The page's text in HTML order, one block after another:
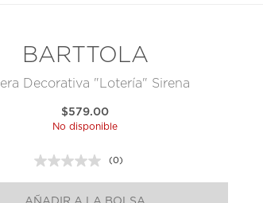
BARTTOLA
Decorativa "Lotería" Sirena
$579.00
No disponible
Sin
puntuación.
(0)